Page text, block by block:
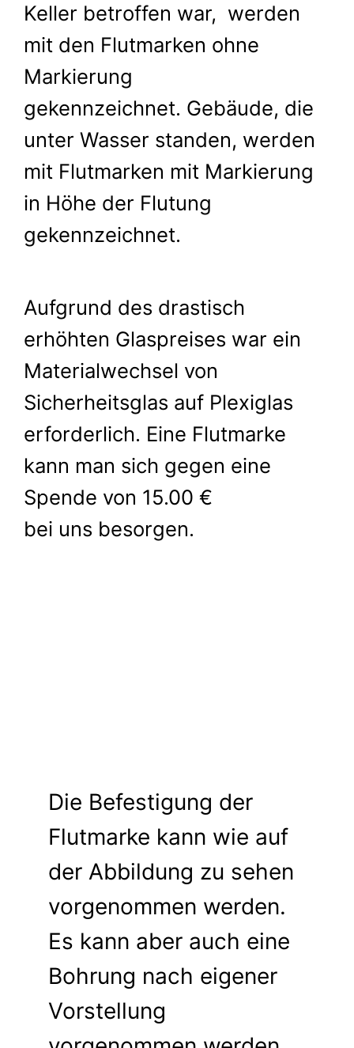
Keller betroffen war, werden
mit den Flutmarken ohne
Markierung
gekennzeichnet. Gebäude, die
unter Wasser standen, werden
mit Flutmarken mit Markierung
in Höhe der Flutung
gekennzeichnet.
Aufgrund des drastisch
erhöhten Glaspreises war ein
Materialwechsel von
Sicherheitsglas auf Plexiglas
erforderlich. Eine Flutmarke
kann man sich gegen eine
Spende von 15.00 €
bei uns besorgen.
Die Befestigung der
Flutmarke kann wie auf
der Abbildung zu sehen
vorgenommen werden.
Es kann aber auch eine
Bohrung nach eigener
Vorstellung